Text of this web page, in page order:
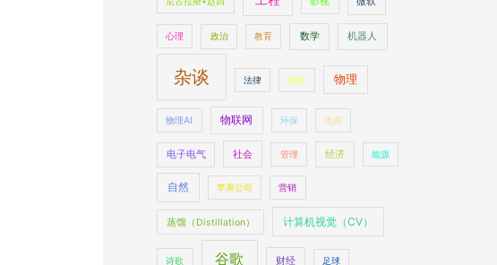
心理 政治 教育 数学 机器人
杂谈 法律 游戏 物理
物理AI 物联网 环保 电商
电子电气 社会 管理 经济 能源
自然 苹果公司 营销
蒸馏（Distillation） 计算机视觉（CV）
诗歌 谷歌 财经 足球